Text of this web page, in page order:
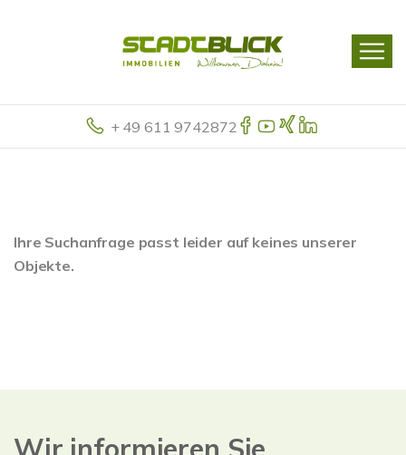
+ 49 611 9742872
Ihre Suchanfrage passt leider auf keines unserer
Objekte.